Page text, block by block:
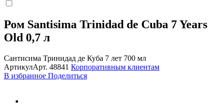
Ром Santisima Trinidad de Cuba 7 Years
Old 0,7 л
Сантисима Тринидад де Куба 7 лет 700 мл
АртикулАрт. 48841 Корпоративным клиентам
В избранное Поделиться